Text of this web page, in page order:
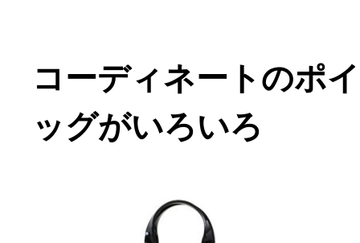
コーディネートのポ
ッグがいろいろ